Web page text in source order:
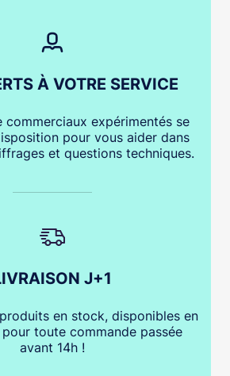
À VOTRE SERVICE
commerciaux expérimentés se
pour vous aider dans
et questions techniques.
J+1
en stock, disponibles en
toute commande passée
avant 14h !